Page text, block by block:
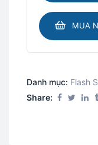
MUA
Danh mục: Flash
Share: